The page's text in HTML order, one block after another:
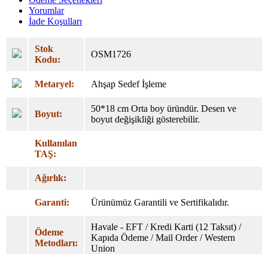
Yorumlar
İade Koşulları
Stok
Kodu:
OSM1726
Metaryel: Ahşap Sedef İşleme
Boyut:
50*18 cm Orta boy üründür. Desen ve
boyut değişikliği gösterebilir.
Kullanılan
TAŞ:
Ağırlık:
Garanti: Ürünümüz Garantili ve Sertifikalıdır.
Ödeme
Metodları:
Havale - EFT / Kredi Karti (12 Taksıt) /
Kapıda Ödeme / Mail Order / Western
Union